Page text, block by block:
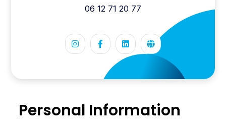
06 12 71 20 77
Personal Information